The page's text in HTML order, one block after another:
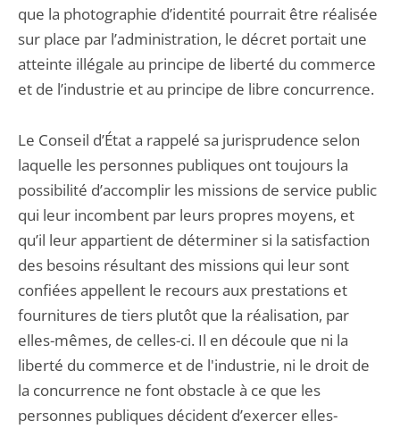
que la photographie d’identité pourrait être réalisée
sur place par l’administration, le décret portait une
atteinte illégale au principe de liberté du commerce
et de l’industrie et au principe de libre concurrence.
Le Conseil d’État a rappelé sa jurisprudence selon
laquelle les personnes publiques ont toujours la
possibilité d’accomplir les missions de service public
qui leur incombent par leurs propres moyens, et
qu’il leur appartient de déterminer si la satisfaction
des besoins résultant des missions qui leur sont
confiées appellent le recours aux prestations et
fournitures de tiers plutôt que la réalisation, par
elles-mêmes, de celles-ci. Il en découle que ni la
liberté du commerce et de l'industrie, ni le droit de
la concurrence ne font obstacle à ce que les
personnes publiques décident d’exercer elles-